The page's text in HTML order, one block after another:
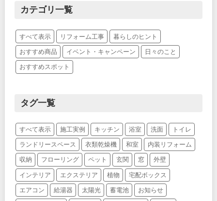
カテゴリ一覧
すべて表示 リフォーム工事 暮らしのヒント
おすすめ商品 イベント・キャンペーン 日々のこと
おすすめスポット
タグ一覧
すべて表示 施工実例 キッチン 浴室 洗面 トイレ
ランドリースペース 衣類乾燥機 和室 内装リフォーム
収納 フローリング ペット 玄関 窓 外壁
インテリア エクステリア 植物 宅配ボックス
エアコン 給湯器 太陽光 蓄電池 お知らせ